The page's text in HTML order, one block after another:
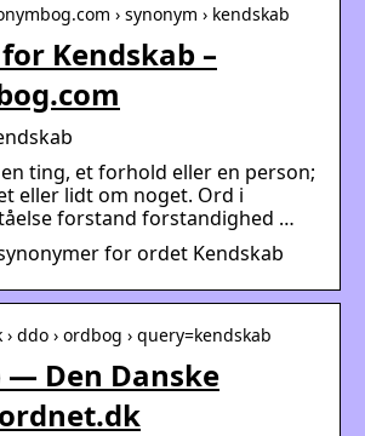
› synonym › kendskab
Kendskab –
ting, et forhold eller en person;
eller lidt om noget. Ord i
forstand forstandighed …
for ordet Kendskab
ddo › ordbog › query=kendskab
— Den Danske